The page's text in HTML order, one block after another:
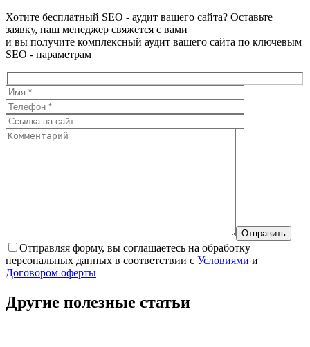
Хотите бесплатный SEO - аудит вашего сайта? Оставьте
заявку, наш менеджер свяжется с вами
и вы получите комплексный аудит вашего сайта по ключевым
SEO - параметрам
Отправляя форму, вы соглашаетесь на обработку
персональных данных в соответствии с Условиями и
Договором оферты
Другие полезные статьи